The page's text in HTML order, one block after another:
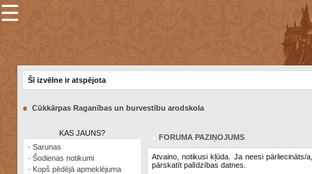
×
Šodienas
notikumi
☰
Šī izvēlne ir atspējota
● Cūkkārpas Raganības un burvestību arodskola
KAS JAUNS?
· Sarunas
· Šodienas notikumi
· Kopš pēdējā apmeklējuma
FORUMA PAZIŅOJUMS
Atvaino, notikusi kļūda. Ja neesi pārliecināts/
pārskatīt palīdzības datnes.